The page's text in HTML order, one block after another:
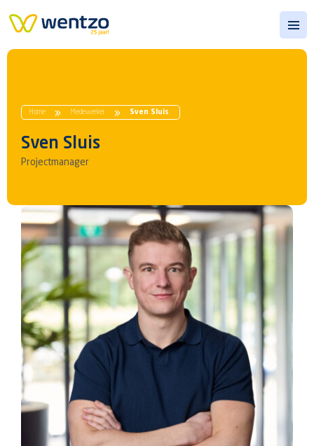
Home Medewerker Sven Sluis
Sven Sluis
Projectmanager